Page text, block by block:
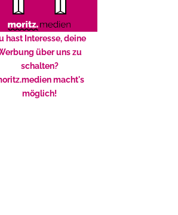
hast Interesse, deine
über uns zu
schalten?
macht's
möglich!